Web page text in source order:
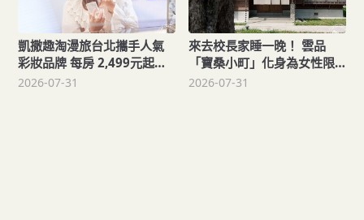
凱撒趣淘漫旅台北攜手人氣
彩妝品牌 每房 2,499元起送
總價值約6,000元好禮！
2026-07-31
來去校長家睡一晚！ 雲品
「寶桑小町」化身為女性限
定文創青旅，平日每床每晚
2026-07-31